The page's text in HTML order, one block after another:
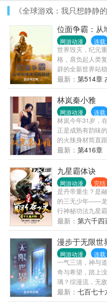
《全球游戏：我只想静静
位面争霸：从
网游动漫 连载
世界毁灭，纪元
格，肩负起人类
辟的全新世界站
赵翰林在面临重
狱模式开局，获
奇领主的超...
最新： 第514章
林岚秦小雅
网游动漫 连载
林岚今年31岁，
正是成熟有韵味
的火辣身材简直
最新： 第416章
九星霸体诀
网游动漫 完结
是丹帝重生？是
的三无少年——龙
行神秘功法九星
局。 手掌天地乾
镇压恶鬼邪神。
尘一出，鬼泣神
就是真事儿，想
万字完本记录，
最新： 第六千四
漫步于无限世
网游动漫 连载
一气三清，神与
奇与希望，踏上
璃？综漫流，无
鬼灭之刃（预定
逅是否搞错了（
最新： 七百七十